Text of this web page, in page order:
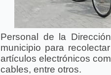
Personal de la
municipio para
artículos electrónicos
cables, entre otros.